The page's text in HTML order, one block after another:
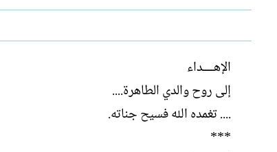
الإهــــداء
إلى روح والدي الطاهرة....
.... تغمده الله فسيح جناته.
***